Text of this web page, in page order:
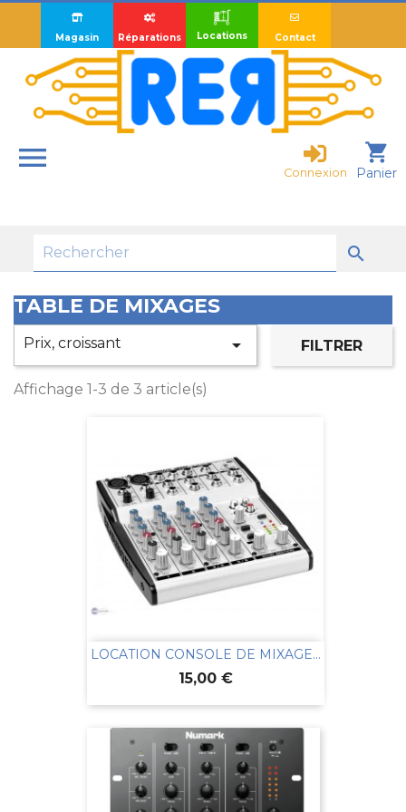
Magasin Réparations Locations Contact
 shopping_cart
Panier
Connexion

TABLE DE MIXAGES
Prix, croissant  FILTRER
Affichage 1-3 de 3 article(s)
LOCATION CONSOLE DE MIXAGE...
Prix
15,00 €